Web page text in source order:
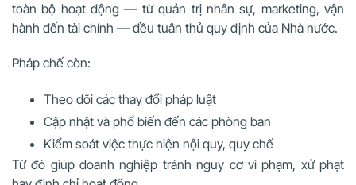
toàn bộ hoạt động — từ quản trị nhân sự, marketing, vận
hành đến tài chính — đều tuân thủ quy định của Nhà nước.
Pháp chế còn:
Theo dõi các thay đổi pháp luật
Cập nhật và phổ biến đến các phòng ban
Kiểm soát việc thực hiện nội quy, quy chế
Từ đó giúp doanh nghiệp tránh nguy cơ vi phạm, xử phạt